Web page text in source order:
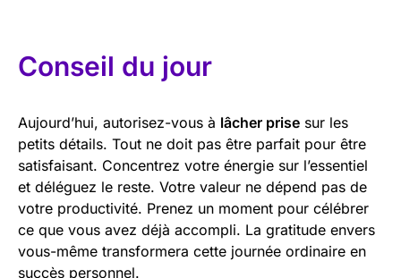
Conseil du jour
Aujourd’hui, autorisez-vous à lâcher prise sur les
petits détails. Tout ne doit pas être parfait pour être
satisfaisant. Concentrez votre énergie sur l’essentiel
et déléguez le reste. Votre valeur ne dépend pas de
votre productivité. Prenez un moment pour célébrer
ce que vous avez déjà accompli. La gratitude envers
vous-même transformera cette journée ordinaire en
succès personnel.